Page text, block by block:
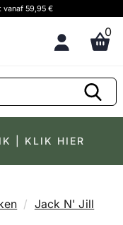
vanaf 59,95 €
0
| KLIK HIER
Jack N' Jill